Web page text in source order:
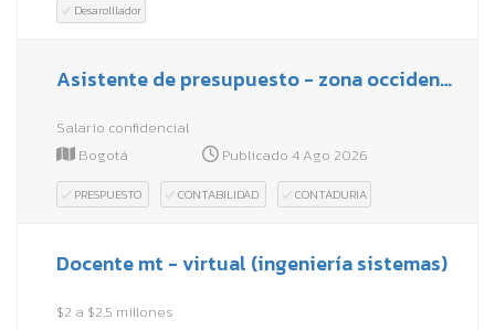
Desarolllador
Asistente de presupuesto - zona occidente
Salario confidencial
Bogotá
Publicado 4 Ago 2026
PRESPUESTO CONTABILIDAD CONTADURIA
Docente mt - virtual (ingeniería sistemas)
$2 a $2,5 millones